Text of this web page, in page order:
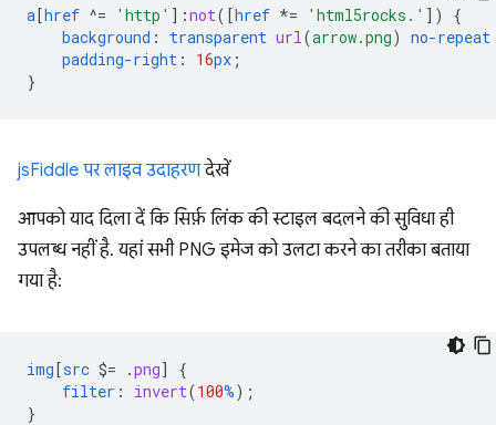
a[href ^= 'http' ] :not([href *= 'html5rocks.' ])
{
background : transparent url(arrow.png) no-repeat
padding-right : 16px ;
}
jsFiddle पर लाइव उदाहरणदेखें
आपको याद दिला दें कि सिर्फ़ लिंक की स्टाइल बदलने की सुविधा ही
उपलब्ध नहीं है. यहां सभी PNG इमेज को उलटा करने का तरीका बताया
गया है:
img[src $= .png]
{
filter : invert(100%);
}